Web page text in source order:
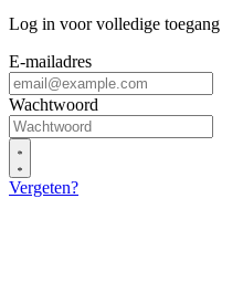
Log in voor volledige toegang
E-mailadres
Wachtwoord
Vergeten?